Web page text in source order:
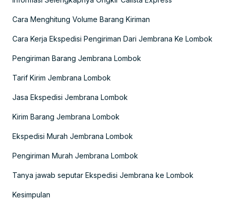
Cara Menghitung Volume Barang Kiriman
Cara Kerja Ekspedisi Pengiriman Dari Jembrana Ke Lombok
Pengiriman Barang Jembrana Lombok
Tarif Kirim Jembrana Lombok
Jasa Ekspedisi Jembrana Lombok
Kirim Barang Jembrana Lombok
Ekspedisi Murah Jembrana Lombok
Pengiriman Murah Jembrana Lombok
Tanya jawab seputar Ekspedisi Jembrana ke Lombok
Kesimpulan